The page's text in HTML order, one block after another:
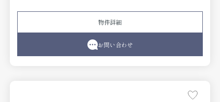
か。
物件詳細
お問い合わせ